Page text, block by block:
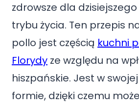
zdrowsze dla
trybu życia. Ten przepis
pollo jest częścią kuchni
Florydy ze względu na
hiszpańskie. Jest w
formie, dzięki czemu